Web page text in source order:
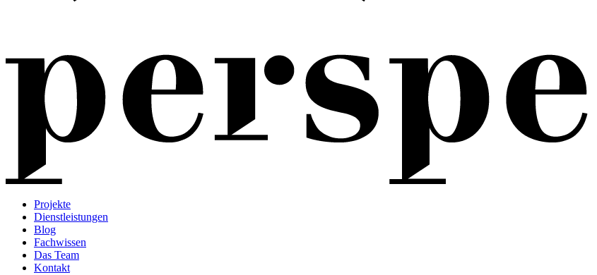
Projekte
Dienstleistungen
Blog
Fachwissen
Das Team
Kontakt